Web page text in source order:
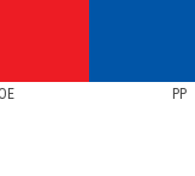
PP